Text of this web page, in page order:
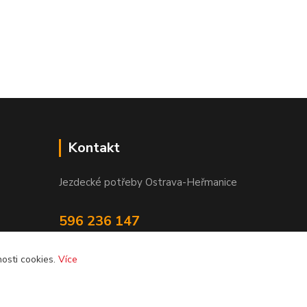
Kontakt
Jezdecké potřeby Ostrava-Heřmanice
596 236 147
cookies. Více